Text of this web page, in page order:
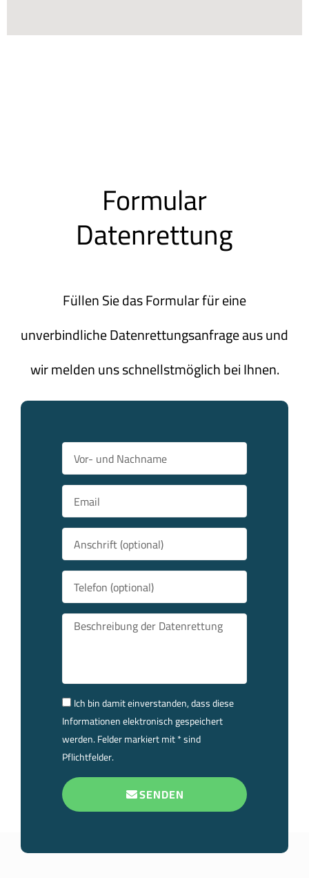
Formular
Datenrettung
Füllen Sie das Formular für eine
unverbindliche Datenrettungsanfrage aus und
wir melden uns schnellstmöglich bei Ihnen.
Ich bin damit einverstanden, dass diese
Informationen elektronisch gespeichert
werden. Felder markiert mit * sind
Pflichtfelder.
SENDEN